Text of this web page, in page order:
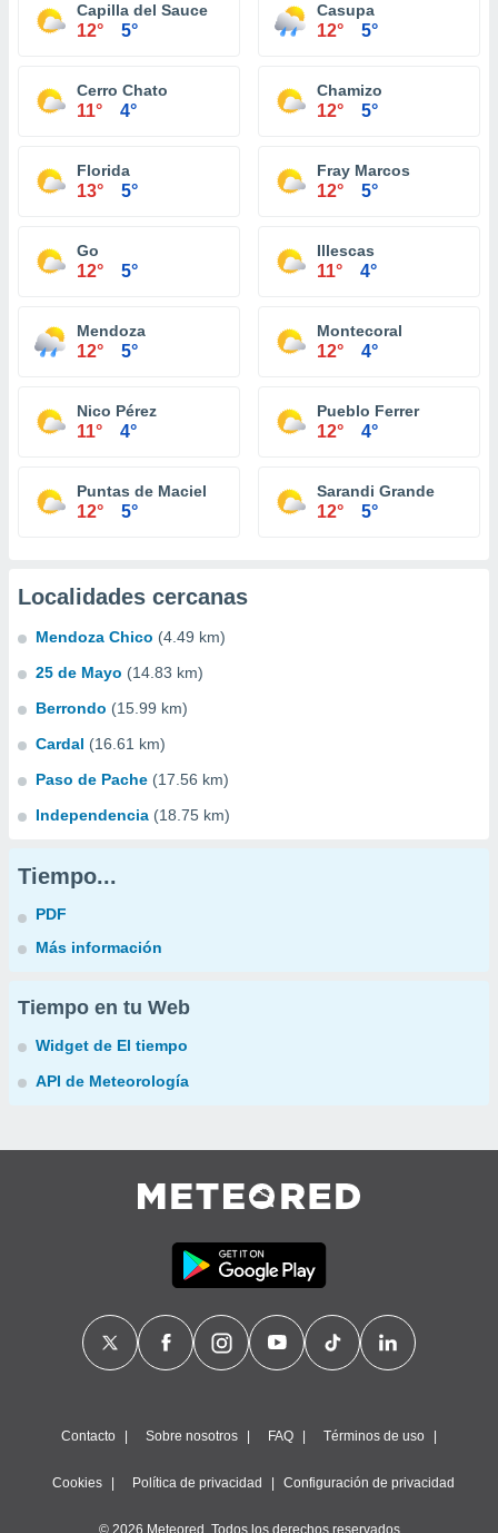
Capilla del Sauce
12° 5°
Casupa
12° 5°
Cerro Chato
11° 4°
Chamizo
12° 5°
Florida
13° 5°
Fray Marcos
12° 5°
Go
12° 5°
Illescas
11° 4°
Mendoza
12° 5°
Montecoral
12° 4°
Nico Pérez
11° 4°
Pueblo Ferrer
12° 4°
Puntas de Maciel
12° 5°
Sarandi Grande
12° 5°
Localidades cercanas
Mendoza Chico (4.49 km)
25 de Mayo (14.83 km)
Berrondo (15.99 km)
Cardal (16.61 km)
Paso de Pache (17.56 km)
Independencia (18.75 km)
Tiempo...
PDF
Más información
Tiempo en tu Web
Widget de El tiempo
API de Meteorología
Contacto Sobre nosotros FAQ Términos de uso
Cookies Política de privacidad Configuración de privacidad
© 2026 Meteored. Todos los derechos reservados